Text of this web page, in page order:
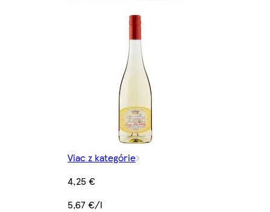
Viac z kategórie
4,25 €
5,67 €/l